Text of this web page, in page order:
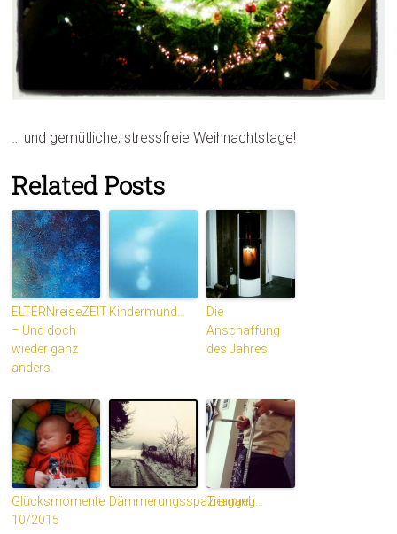
… und gemütliche, stressfreie Weihnachtstage!
Related Posts
ELTERNreiseZEIT
– Und doch
wieder ganz
anders.
Kindermund…
Die
Anschaffung
des Jahres!
Glücksmomente
10/2015
Dämmerungsspaziergang…
Triangel